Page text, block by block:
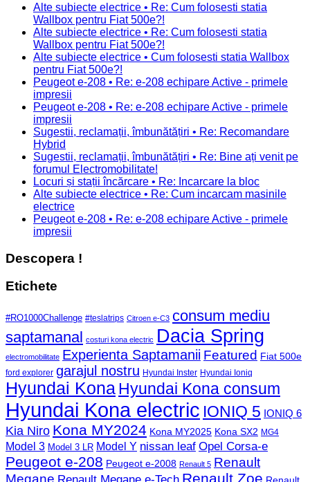
Alte subiecte electrice • Re: Cum folosesti statia
Wallbox pentru Fiat 500e?!
Alte subiecte electrice • Re: Cum folosesti statia
Wallbox pentru Fiat 500e?!
Alte subiecte electrice • Cum folosesti statia Wallbox
pentru Fiat 500e?!
Peugeot e-208 • Re: e-208 echipare Active - primele
impresii
Peugeot e-208 • Re: e-208 echipare Active - primele
impresii
Sugestii, reclamații, îmbunătățiri • Re: Recomandare
Hybrid
Sugestii, reclamații, îmbunătățiri • Re: Bine ați venit pe
forumul Electromobilitate!
Locuri și stații încărcare • Re: Incarcare la bloc
Alte subiecte electrice • Re: Cum incarcam masinile
electrice
Peugeot e-208 • Re: e-208 echipare Active - primele
impresii
Descopera !
Etichete
#RO1000Challenge #teslatrips Citroen e-C3 consum mediu
saptamanal costuri kona electric Dacia Spring
electromobilitate Experienta Saptamanii Featured Fiat 500e
ford explorer garajul nostru Hyundai Inster Hyundai Ioniq
Hyundai KonaHyundai Kona consum
Hyundai Kona electric IONIQ 5 IONIQ 6
Kia Niro Kona MY2024 Kona MY2025 Kona SX2 MG4
Model 3 Model 3 LR Model Y nissan leaf Opel Corsa-e
Peugeot e-208 Peugeot e-2008 Renault 5 Renault
Megane
Renault Zoe